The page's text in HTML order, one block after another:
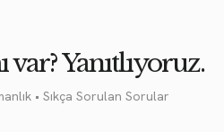
var? Yanıtlıyoruz.
• Sıkça Sorulan Sorular